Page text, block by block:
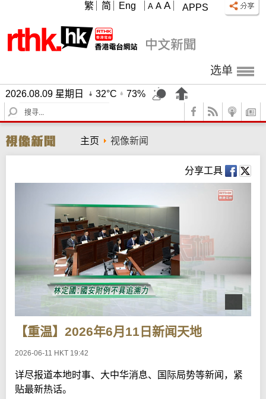
APPS
A A A
繁 简 Eng
选单
2026.08.09 星期日 32°C
73%
S
e
r
c
主页 视像新闻
分享工具
【重温】2026年6月11日新闻天地
2026-06-11 HKT 19:42
详尽报道本地时事、大中华消息、国际局势等新闻，紧
贴最新热话。